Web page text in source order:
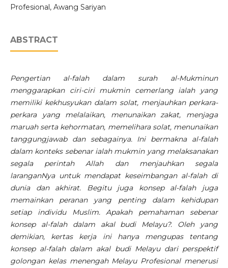
Profesional, Awang Sariyan
ABSTRACT
Pengertian al-falah dalam surah al-Mukminun
menggarapkan ciri-ciri mukmin cemerlang ialah yang
memiliki kekhusyukan dalam solat, menjauhkan perkara-
perkara yang melalaikan, menunaikan zakat, menjaga
maruah serta kehormatan, memelihara solat, menunaikan
tanggungjawab dan sebagainya. Ini bermakna al-falah
dalam konteks sebenar ialah mukmin yang melaksanakan
segala perintah Allah dan menjauhkan segala
laranganNya untuk mendapat keseimbangan al-falah di
dunia dan akhirat. Begitu juga konsep al-falah juga
memainkan peranan yang penting dalam kehidupan
setiap individu Muslim. Apakah pemahaman sebenar
konsep al-falah dalam akal budi Melayu?. Oleh yang
demikian, kertas kerja ini hanya mengupas tentang
konsep al-falah dalam akal budi Melayu dari perspektif
golongan kelas menengah Melayu Profesional menerusi